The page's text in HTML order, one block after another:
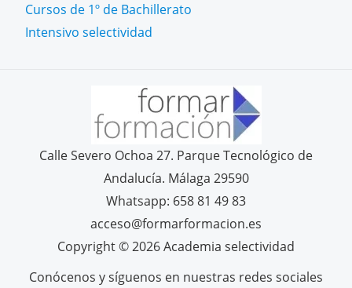
Cursos de 1º de Bachillerato
Intensivo selectividad
Calle Severo Ochoa 27. Parque Tecnológico de
Andalucía. Málaga 29590
Whatsapp: 658 81 49 83
acceso@formarformacion.es
Copyright © 2026 Academia selectividad
Conócenos y síguenos en nuestras redes sociales